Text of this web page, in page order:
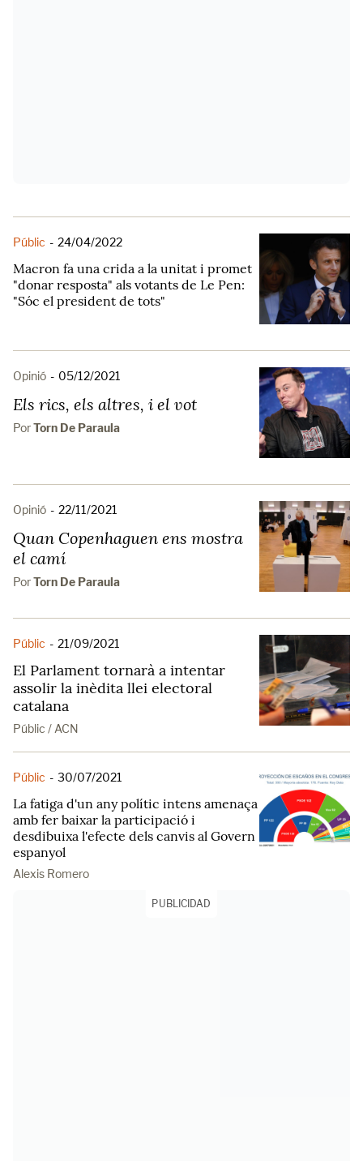
Públic - 24/04/2022
Macron fa una crida a la unitat i promet
"donar resposta" als votants de Le Pen:
"Sóc el president de tots"
Opinió - 05/12/2021
Els rics, els altres, i el vot
PorTorn De Paraula
Opinió - 22/11/2021
Quan Copenhaguen ens mostra
el camí
PorTorn De Paraula
Públic - 21/09/2021
El Parlament tornarà a intentar
assolir la inèdita llei electoral
catalana
Públic / ACN
Públic - 30/07/2021
La fatiga d'un any polític intens amenaça
amb fer baixar la participació i
desdibuixa l'efecte dels canvis al Govern
espanyol
Alexis Romero
PUBLICIDAD